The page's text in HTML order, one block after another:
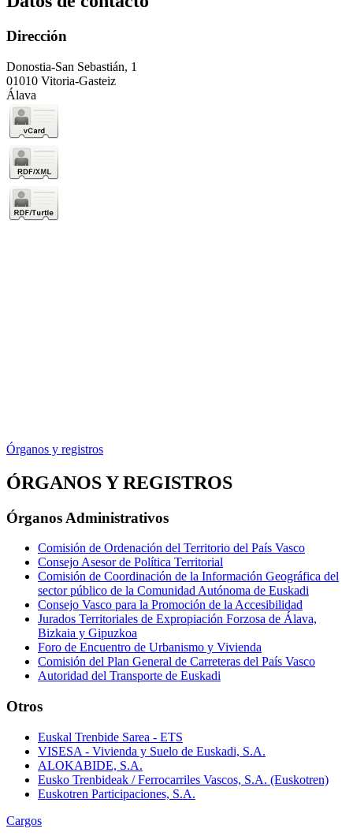
Dirección
Donostia-San Sebastián, 1
01010 Vitoria-Gasteiz
Álava
Órganos y registros
ÓRGANOS Y REGISTROS
Órganos Administrativos
Comisión de Ordenación del Territorio del País Vasco
Consejo Asesor de Política Territorial
Comisión de Coordinación de la Información Geográfica del
sector público de la Comunidad Autónoma de Euskadi
Consejo Vasco para la Promoción de la Accesibilidad
Jurados Territoriales de Expropiación Forzosa de Álava,
Bizkaia y Gipuzkoa
Foro de Encuentro de Urbanismo y Vivienda
Comisión del Plan General de Carreteras del País Vasco
Autoridad del Transporte de Euskadi
Otros
Euskal Trenbide Sarea - ETS
VISESA - Vivienda y Suelo de Euskadi, S.A.
ALOKABIDE, S.A.
Eusko Trenbideak / Ferrocarriles Vascos, S.A. (Euskotren)
Euskotren Participaciones, S.A.
Cargos